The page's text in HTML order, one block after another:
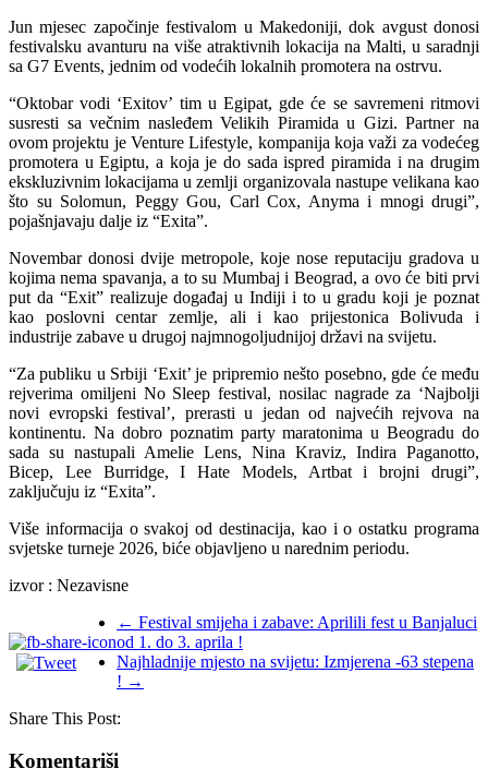
Jun mjesec započinje festivalom u Makedoniji, dok avgust donosi
festivalsku avanturu na više atraktivnih lokacija na Malti, u saradnji
sa G7 Events, jednim od vodećih lokalnih promotera na ostrvu.
“Oktobar vodi ‘Exitov’ tim u Egipat, gde će se savremeni ritmovi
susresti sa večnim nasleđem Velikih Piramida u Gizi. Partner na
ovom projektu je Venture Lifestyle, kompanija koja važi za vodećeg
promotera u Egiptu, a koja je do sada ispred piramida i na drugim
ekskluzivnim lokacijama u zemlji organizovala nastupe velikana kao
što su Solomun, Peggy Gou, Carl Cox, Anyma i mnogi drugi”,
pojašnjavaju dalje iz “Exita”.
Novembar donosi dvije metropole, koje nose reputaciju gradova u
kojima nema spavanja, a to su Mumbaj i Beograd, a ovo će biti prvi
put da “Exit” realizuje događaj u Indiji i to u gradu koji je poznat
kao poslovni centar zemlje, ali i kao prijestonica Bolivuda i
industrije zabave u drugoj najmnogoljudnijoj državi na svijetu.
“Za publiku u Srbiji ‘Exit’ je pripremio nešto posebno, gde će među
rejverima omiljeni No Sleep festival, nosilac nagrade za ‘Najbolji
novi evropski festival’, prerasti u jedan od najvećih rejvova na
kontinentu. Na dobro poznatim party maratonima u Beogradu do
sada su nastupali Amelie Lens, Nina Kraviz, Indira Paganotto,
Bicep, Lee Burridge, I Hate Models, Artbat i brojni drugi”,
zaključuju iz “Exita”.
Više informacija o svakoj od destinacija, kao i o ostatku programa
svjetske turneje 2026, biće objavljeno u narednim periodu.
izvor : Nezavisne
← Festival smijeha i zabave: Aprilili fest u Banjaluci
od 1. do 3. aprila !
Najhladnije mjesto na svijetu: Izmjerena -63 stepena
! →
Share This Post:
Komentariši